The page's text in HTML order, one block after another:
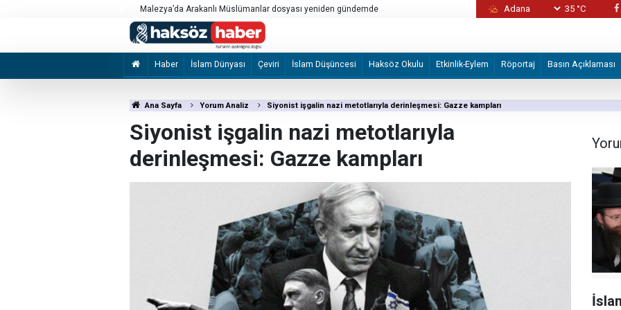
Batı Şeria yeni bir intifadaya mı doğru gidiyor? Ceuta surları ve ikiyüzlülük imparatorluğu
35 °C
Haber İslam Dünyası Çeviri İslam Düşüncesi Haksöz Okulu Etkinlik-Eylem Röportaj Basın Açıklaması
Ana Sayfa Yorum Analiz Siyonist işgalin nazi metotlarıyla derinleşmesi: Gazze kampları
Siyonist işgalin nazi metotlarıyla
derinleşmesi: Gazze kampları